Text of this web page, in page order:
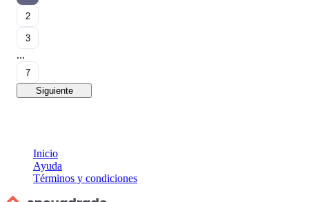
2
3
...
7
Siguiente
Inicio
Ayuda
Términos y condiciones